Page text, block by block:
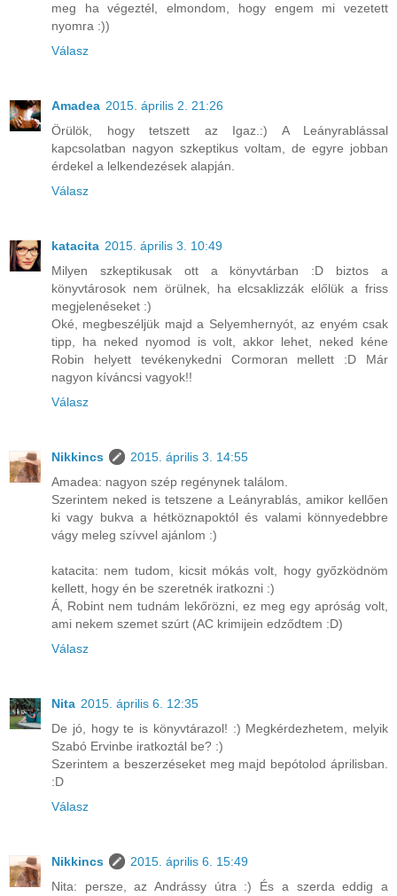
meg ha végeztél, elmondom, hogy engem mi vezetett
nyomra :))
Válasz
Amadea 2015. április 2. 21:26
Örülök, hogy tetszett az Igaz.:) A Leányrablással
kapcsolatban nagyon szkeptikus voltam, de egyre jobban
érdekel a lelkendezések alapján.
Válasz
katacita 2015. április 3. 10:49
Milyen szkeptikusak ott a könyvtárban :D biztos a
könyvtárosok nem örülnek, ha elcsaklizzák előlük a friss
megjelenéseket :)
Oké, megbeszéljük majd a Selyemhernyót, az enyém csak
tipp, ha neked nyomod is volt, akkor lehet, neked kéne
Robin helyett tevékenykedni Cormoran mellett :D Már
nagyon kíváncsi vagyok!!
Válasz
Nikkincs
2015. április 3. 14:55
Amadea: nagyon szép regénynek találom.
Szerintem neked is tetszene a Leányrablás, amikor kellően
ki vagy bukva a hétköznapoktól és valami könnyedebbre
vágy meleg szívvel ajánlom :)
katacita: nem tudom, kicsit mókás volt, hogy győzködnöm
kellett, hogy én be szeretnék iratkozni :)
Á, Robint nem tudnám lekőrözni, ez meg egy apróság volt,
ami nekem szemet szúrt (AC krimijein edződtem :D)
Válasz
Nita 2015. április 6. 12:35
De jó, hogy te is könyvtárazol! :) Megkérdezhetem, melyik
Szabó Ervinbe iratkoztál be? :)
Szerintem a beszerzéseket meg majd bepótolod áprilisban.
:D
Válasz
Nikkincs
2015. április 6. 15:49
Nita: persze, az Andrássy útra :) És a szerda eddig a